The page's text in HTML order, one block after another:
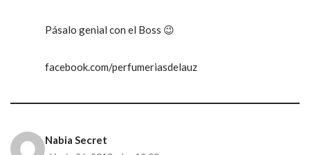
Pásalo genial con el Boss 😉
facebook.com/perfumeriasdelauz
Nabia Secret